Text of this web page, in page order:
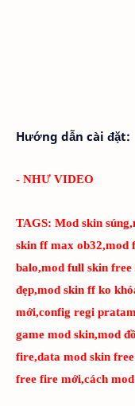
Hướng dẫn cài đặt:
- NHƯ VIDEO
TAGS: Mod skin
skin ff max ob32,mod
balo,mod full skin
đẹp,mod skin ff ko
mới,config regi
game mod skin,mod
fire,data mod skin
free fire mới,cách